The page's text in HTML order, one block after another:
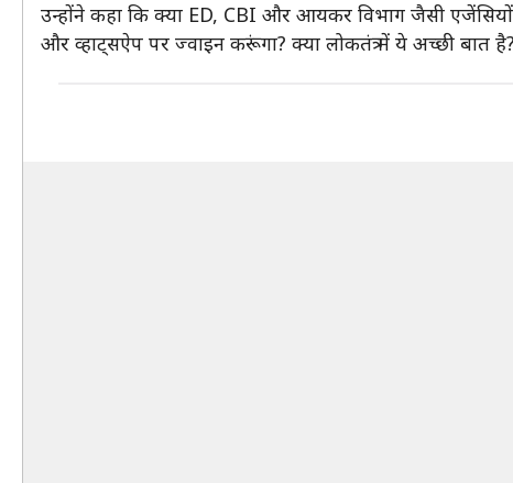
उन्होंने कहा कि क्या ED, CBI और आयकर विभाग जैसी
और व्हाट्सऐप पर ज्वाइन करूंगा? क्या लोकतंत्र में ये अच्छी बात है?